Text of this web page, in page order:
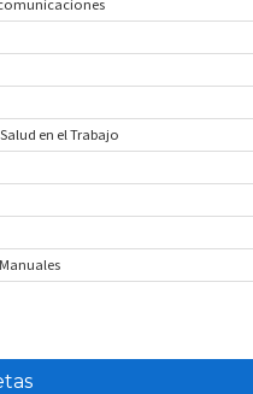
en el Trabajo